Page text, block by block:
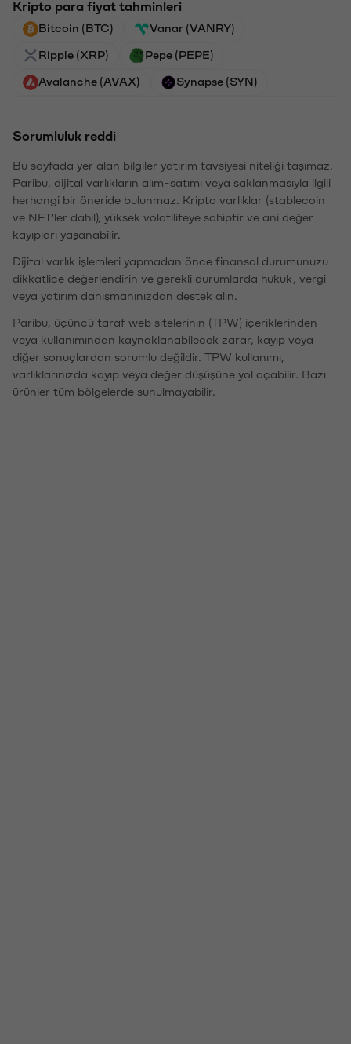
Kripto para fiyat tahminleri
Bitcoin (BTC) Vanar (VANRY)
Ripple (XRP) Pepe (PEPE)
Avalanche (AVAX) Synapse (SYN)
Sorumluluk reddi
Bu sayfada yer alan bilgiler yatırım tavsiyesi niteliği taşımaz.
Paribu, dijital varlıkların alım-satımı veya saklanmasıyla ilgili
herhangi bir öneride bulunmaz. Kripto varlıklar (stablecoin
ve NFT'ler dahil), yüksek volatiliteye sahiptir ve ani değer
kayıpları yaşanabilir.
Dijital varlık işlemleri yapmadan önce finansal durumunuzu
dikkatlice değerlendirin ve gerekli durumlarda hukuk, vergi
veya yatırım danışmanınızdan destek alın.
Paribu, üçüncü taraf web sitelerinin (TPW) içeriklerinden
veya kullanımından kaynaklanabilecek zarar, kayıp veya
diğer sonuçlardan sorumlu değildir. TPW kullanımı,
varlıklarınızda kayıp veya değer düşüşüne yol açabilir. Bazı
ürünler tüm bölgelerde sunulmayabilir.